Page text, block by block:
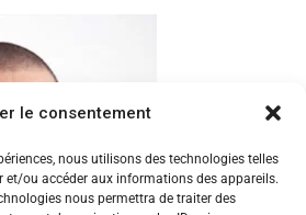
le consentement
nous utilisons des technologies telles
et/ou accéder aux informations des appareils.
nous permettra de traiter des